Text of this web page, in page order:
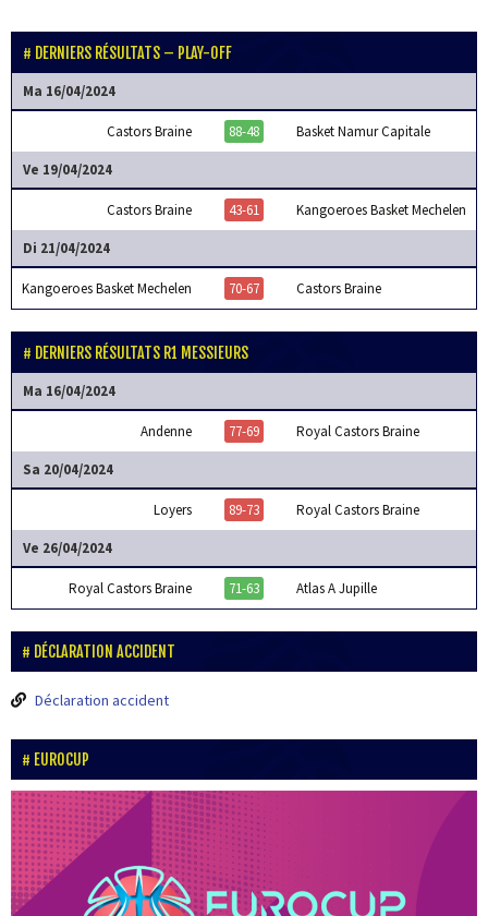
DERNIERS RÉSULTATS – PLAY-OFF
Ma 16/04/2024
Castors Braine 88-48 Basket Namur Capitale
Ve 19/04/2024
Castors Braine 43-61 Kangoeroes Basket Mechelen
Di 21/04/2024
Kangoeroes Basket Mechelen 70-67 Castors Braine
DERNIERS RÉSULTATS R1 MESSIEURS
Ma 16/04/2024
Andenne 77-69 Royal Castors Braine
Sa 20/04/2024
Loyers 89-73 Royal Castors Braine
Ve 26/04/2024
Royal Castors Braine 71-63 Atlas A Jupille
DÉCLARATION ACCIDENT
Déclaration accident
EUROCUP